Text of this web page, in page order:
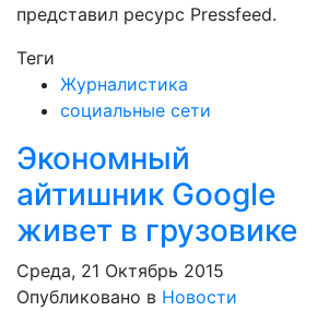
представил ресурс Pressfeed.
Теги
Журналистика
социальные сети
Экономный
айтишник Google
живет в грузовике
Среда, 21 Октябрь 2015
Опубликовано в Новости